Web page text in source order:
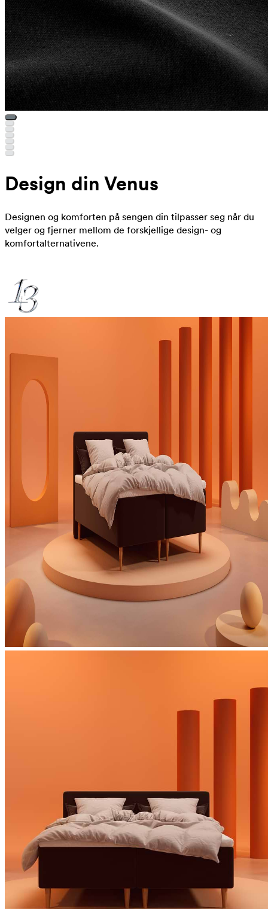
Design din Venus
Designen og komforten på sengen din tilpasser seg når du
velger og fjerner mellom de forskjellige design- og
komfortalternativene.